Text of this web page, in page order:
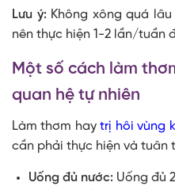
Lưu ý:Không xông quá lâu
nên thực hiện 1-2 lần/tuần
Một số cách làm
quan hệ tự nhiên
Làm thơm haytrị hôi vùng
cần phải thực hiện và tuân
Uống đủ nước: Uống đủ